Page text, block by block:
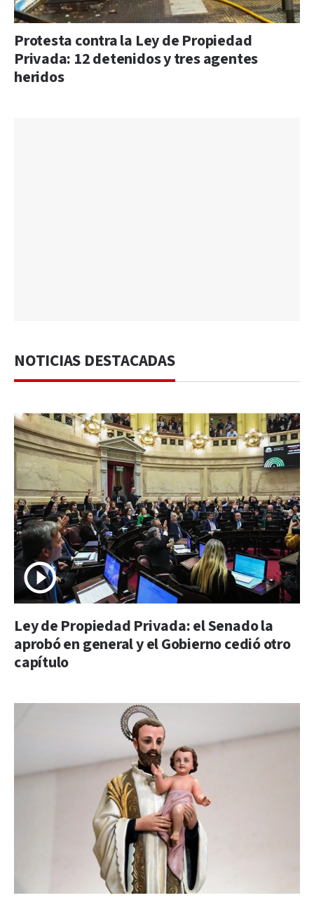
Protesta contra la Ley de Propiedad
Privada: 12 detenidos y tres agentes
heridos
NOTICIAS DESTACADAS
Ley de Propiedad Privada: el Senado la
aprobó en general y el Gobierno cedió otro
capítulo